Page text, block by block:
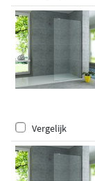
Vergelijk